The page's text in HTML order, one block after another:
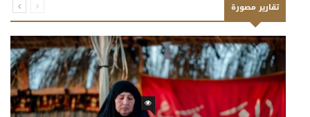
تقارير مصورة